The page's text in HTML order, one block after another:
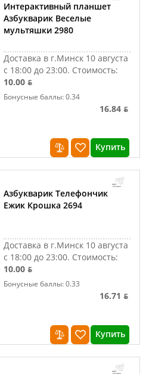
Интерактивный планшет
Азбукварик Веселые
мультяшки 2980
Доставка в г.Минск 10 августа
с 18:00 до 23:00. Стоимость:
10.00 ƃ
Бонусные баллы: 0.34
16.84 ƃ
Купить
Азбукварик Телефончик
Ежик Крошка 2694
Доставка в г.Минск 10 августа
с 18:00 до 23:00. Стоимость:
10.00 ƃ
Бонусные баллы: 0.33
16.71 ƃ
Купить